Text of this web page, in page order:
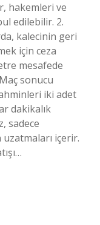
hakemleri ve
edilebilir. 2.
kalecinin geri
için ceza
mesafede
sonucu
iki adet
dakikalık
sadece
içerir.